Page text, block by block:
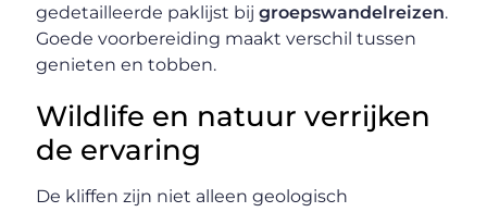
gedetailleerde paklijst bijgroepswandelreizen.
Goede voorbereiding maakt verschil tussen
genieten en tobben.
Wildlife en natuur verrijken
de ervaring
De kliffen zijn niet alleen geologisch